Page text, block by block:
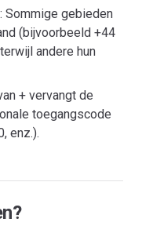
Sommige gebieden
(bijvoorbeeld +44
andere hun
+ vervangt de
toegangscode
enz.).